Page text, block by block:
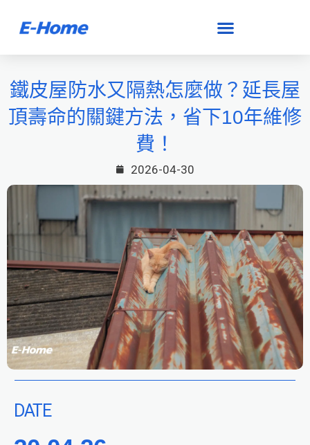
主
要
內
容
鐵皮屋防水又隔熱怎麼做？延長屋
頂壽命的關鍵方法，省下10年維修
費！
2026-04-30
DATE